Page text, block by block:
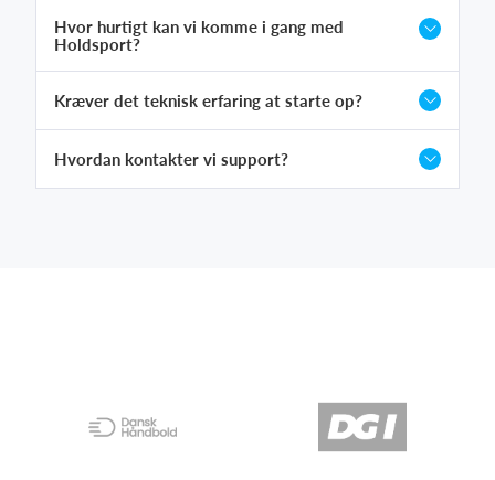
Hvor hurtigt kan vi komme i gang med
Holdsport?
Kræver det teknisk erfaring at starte op?
Hvordan kontakter vi support?